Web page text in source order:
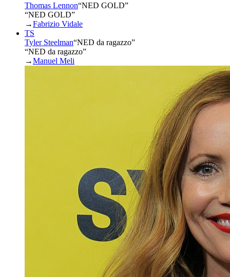
Thomas Lennon“NED GOLD”
“NED GOLD”
→Fabrizio Vidale
TS
Tyler Steelman“NED da ragazzo”
“NED da ragazzo”
→Manuel Meli